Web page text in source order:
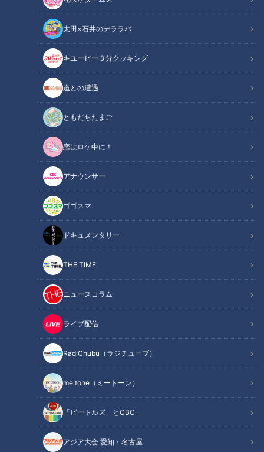
太田×石井のデララバ
キユーピー３分クッキング
道との遭遇
ともだちたまご
恋はロケ中に！
アナウンサー
ゴゴスマ
ドキュメンタリー
THE TIME,
ニュースコラム
ライブ配信
RadiChubu（ラジチューブ）
me:tone（ミートーン）
「ビートルズ」とCBC
アジア大会 愛知・名古屋
CBCテレビ『チャント！』マヂ学校に向かいます
この記事の画像（全10枚）
記事に戻る
この記事を見たあなたへのおすすめ
三平果歩、劇団四季『マンマ・